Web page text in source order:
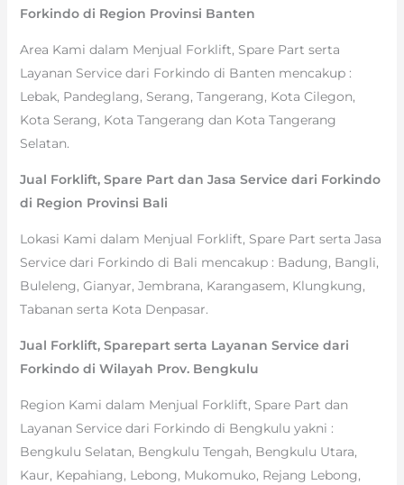
Forkindo di Region Provinsi Banten
Area Kami dalam Menjual Forklift, Spare Part serta
Layanan Service dari Forkindo di Banten mencakup :
Lebak, Pandeglang, Serang, Tangerang, Kota Cilegon,
Kota Serang, Kota Tangerang dan Kota Tangerang
Selatan.
Jual Forklift, Spare Part dan Jasa Service dari Forkindo
di Region Provinsi Bali
Lokasi Kami dalam Menjual Forklift, Spare Part serta Jasa
Service dari Forkindo di Bali mencakup : Badung, Bangli,
Buleleng, Gianyar, Jembrana, Karangasem, Klungkung,
Tabanan serta Kota Denpasar.
Jual Forklift, Sparepart serta Layanan Service dari
Forkindo di Wilayah Prov. Bengkulu
Region Kami dalam Menjual Forklift, Spare Part dan
Layanan Service dari Forkindo di Bengkulu yakni :
Bengkulu Selatan, Bengkulu Tengah, Bengkulu Utara,
Kaur, Kepahiang, Lebong, Mukomuko, Rejang Lebong,